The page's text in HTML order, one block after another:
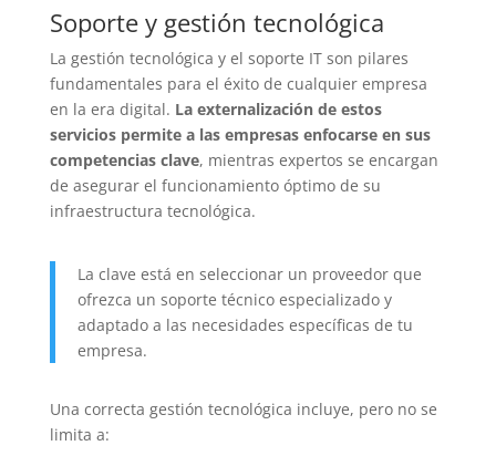
Soporte y gestión tecnológica
La gestión tecnológica y el soporte IT son pilares
fundamentales para el éxito de cualquier empresa
en la era digital. La externalización de estos
servicios permite a las empresas enfocarse en sus
competencias clave, mientras expertos se encargan
de asegurar el funcionamiento óptimo de su
infraestructura tecnológica.
La clave está en seleccionar un proveedor que
ofrezca un soporte técnico especializado y
adaptado a las necesidades específicas de tu
empresa.
Una correcta gestión tecnológica incluye, pero no se
limita a: